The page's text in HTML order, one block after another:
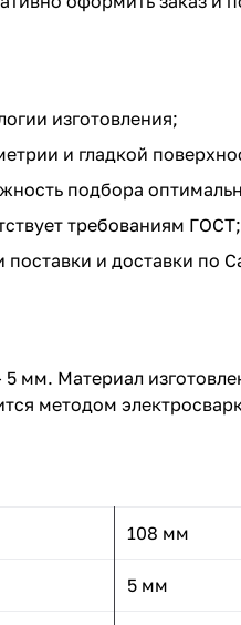
изготовления;
и гладкой
подбора
требованиям ГОСТ;
и доставки по
мм. Материал
методом
108 мм
5 мм